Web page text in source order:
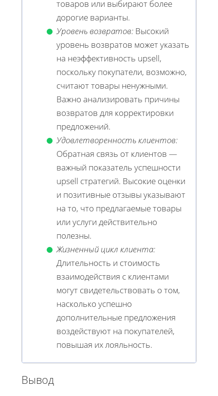
товаров или выбирают более
дорогие варианты.
Уровень возвратов: Высокий
уровень возвратов может указать
на неэффективность upsell,
поскольку покупатели, возможно,
считают товары ненужными.
Важно анализировать причины
возвратов для корректировки
предложений.
Удовлетворенность клиентов:
Обратная связь от клиентов —
важный показатель успешности
upsell стратегий. Высокие оценки
и позитивные отзывы указывают
на то, что предлагаемые товары
или услуги действительно
полезны.
Жизненный цикл клиента:
Длительность и стоимость
взаимодействия с клиентами
могут свидетельствовать о том,
насколько успешно
дополнительные предложения
воздействуют на покупателей,
повышая их лояльность.
Вывод